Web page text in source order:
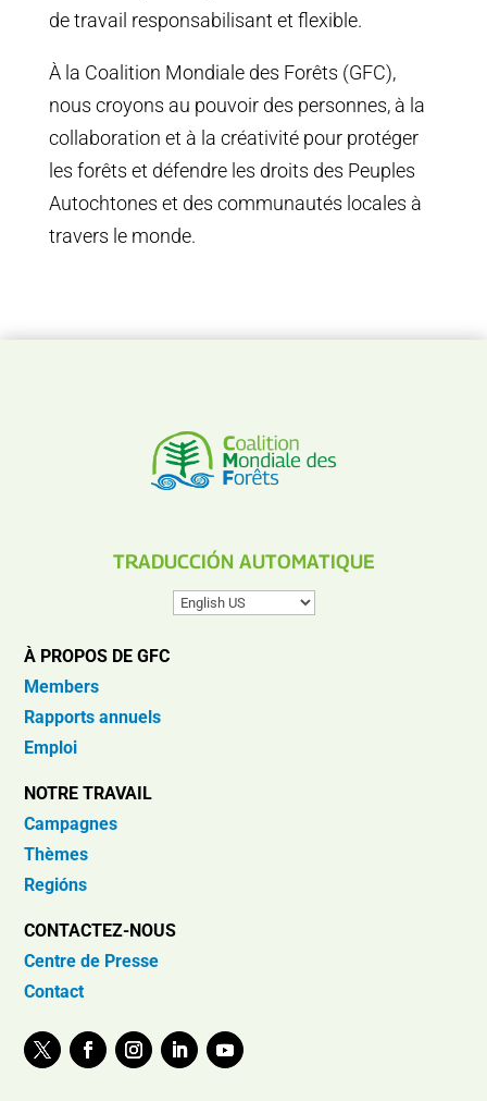
de travail responsabilisant et flexible.
À la Coalition Mondiale des Forêts (GFC),
nous croyons au pouvoir des personnes, à la
collaboration et à la créativité pour protéger
les forêts et défendre les droits des Peuples
Autochtones et des communautés locales à
travers le monde.
TRADUCCIÓN AUTOMATIQUE
À PROPOS DE GFC
Members
Rapports annuels
Emploi
NOTRE TRAVAIL
Campagnes
Thèmes
Regións
CONTACTEZ-NOUS
Centre de Presse
Contact